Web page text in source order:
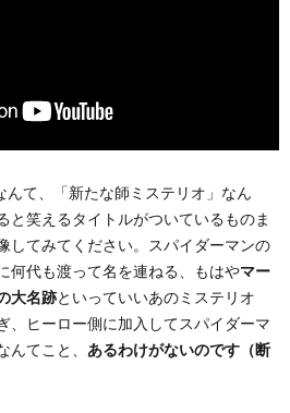
んて、「新たな師ミステリオ」なん
と笑えるタイトルがついているものま
してみてください。スパイダーマンの
何代も渡って名を連ねる、もはやマー
大名跡といっていいあのミステリオ
、ヒーロー側に加入してスパイダーマ
んてこと、 あるわけがないのです（断